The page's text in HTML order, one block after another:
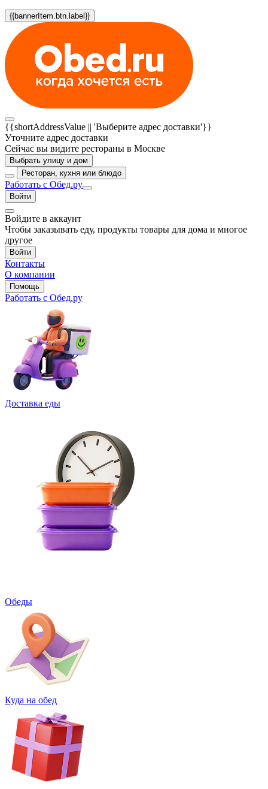
{{bannerItem.btn.label}}
{{shortAddressValue || 'Выберите адрес доставки'}}
Уточните адрес доставки
Сейчас вы видите рестораны в Москве
Выбрать улицу и дом
Ресторан, кухня или блюдо
Работать с Обед.ру
Войти
Войдите в аккаунт
Чтобы заказывать еду, продукты товары для дома и многое
другое
Войти
Контакты
О компании
Помощь
Работать с Обед.ру
Доставка еды
Обеды
Куда на обед